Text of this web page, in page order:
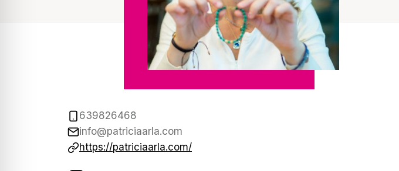
639826468
info@patriciaarla.com
https://patriciaarla.com/